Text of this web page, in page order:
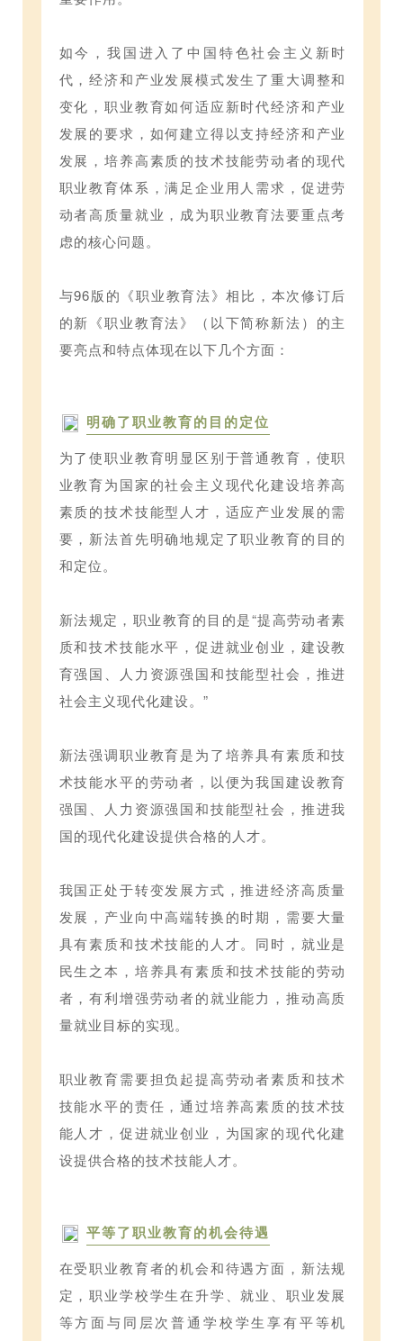
如今，我国进入了中国特色社会主义新时
代，经济和产业发展模式发生了重大调整和
变化，职业教育如何适应新时代经济和产业
发展的要求，如何建立得以支持经济和产业
发展，培养高素质的技术技能劳动者的现代
职业教育体系，满足企业用人需求，促进劳
动者高质量就业，成为职业教育法要重点考
虑的核心问题。
与96版的《职业教育法》相比，本次修订后
的新《职业教育法》（以下简称新法）的主
要亮点和特点体现在以下几个方面：
明确了职业教育的目的定位
为了使职业教育明显区别于普通教育，使职
业教育为国家的社会主义现代化建设培养高
素质的技术技能型人才，适应产业发展的需
要，新法首先明确地规定了职业教育的目的
和定位。
新法规定，职业教育的目的是“提高劳动者素
质和技术技能水平，促进就业创业，建设教
育强国、人力资源强国和技能型社会，推进
社会主义现代化建设。”
新法强调职业教育是为了培养具有素质和技
术技能水平的劳动者，以便为我国建设教育
强国、人力资源强国和技能型社会，推进我
国的现代化建设提供合格的人才。
我国正处于转变发展方式，推进经济高质量
发展，产业向中高端转换的时期，需要大量
具有素质和技术技能的人才。同时，就业是
民生之本，培养具有素质和技术技能的劳动
者，有利增强劳动者的就业能力，推动高质
量就业目标的实现。
职业教育需要担负起提高劳动者素质和技术
技能水平的责任，通过培养高素质的技术技
能人才，促进就业创业，为国家的现代化建
设提供合格的技术技能人才。
平等了职业教育的机会待遇
在受职业教育者的机会和待遇方面，新法规
定，职业学校学生在升学、就业、职业发展
等方面与同层次普通学校学生享有平等机